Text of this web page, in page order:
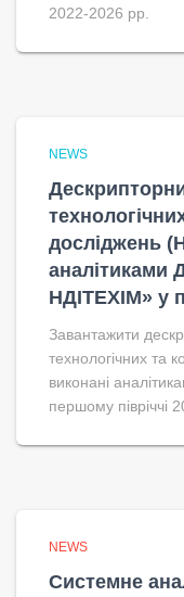
2022-2026 рр.
NEWS
досліджень
аналітиками
НДІТЕХІМ» у
Завантажити
технологічних та
виконані
першому півріччі
NEWS
Системне